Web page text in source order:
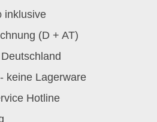
inklusive
(D + AT)
keine Lagerware
Hotline